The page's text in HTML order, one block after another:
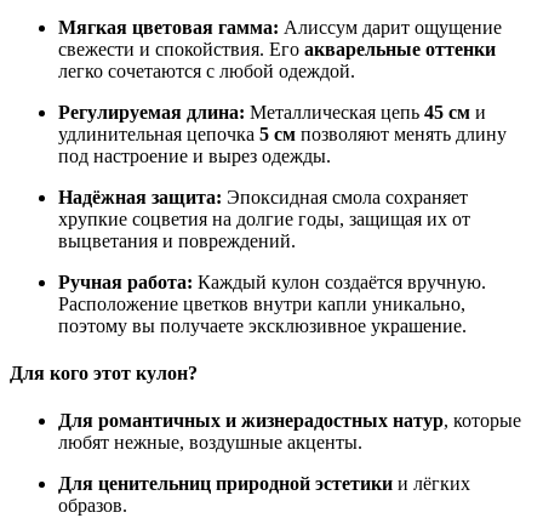
Мягкая цветовая гамма: Алиссум дарит ощущение
свежести и спокойствия. Его акварельные оттенки
легко сочетаются с любой одеждой.
Регулируемая длина: Металлическая цепь 45 см и
удлинительная цепочка 5 см позволяют менять длину
под настроение и вырез одежды.
Надёжная защита: Эпоксидная смола сохраняет
хрупкие соцветия на долгие годы, защищая их от
выцветания и повреждений.
Ручная работа: Каждый кулон создаётся вручную.
Расположение цветков внутри капли уникально,
поэтому вы получаете эксклюзивное украшение.
Для кого этот кулон?
Для романтичных и жизнерадостных натур, которые
любят нежные, воздушные акценты.
Для ценительниц природной эстетики и лёгких
образов.